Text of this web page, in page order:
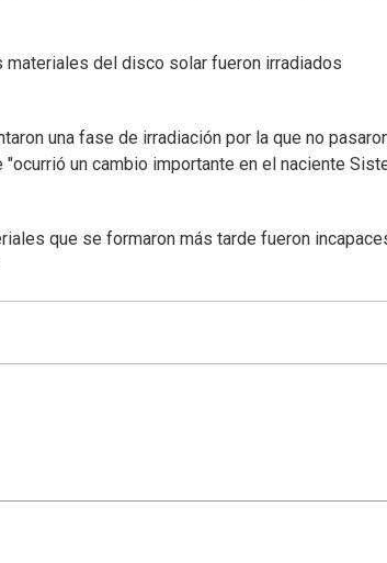
materiales del disco solar fueron irradiados
una fase de irradiación por la que no
un cambio importante en el naciente
que se formaron más tarde fueron